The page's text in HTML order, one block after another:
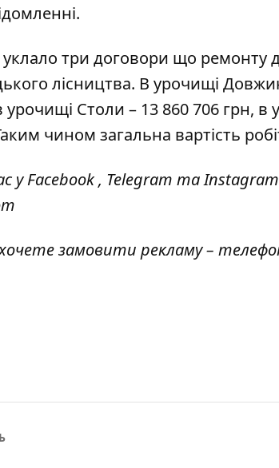
три договори що ремонту
лісництва. В урочищі
Столи – 13 860 706 грн, в
чином загальна вартість
уFacebook, Telegram та
замовити рекламу –